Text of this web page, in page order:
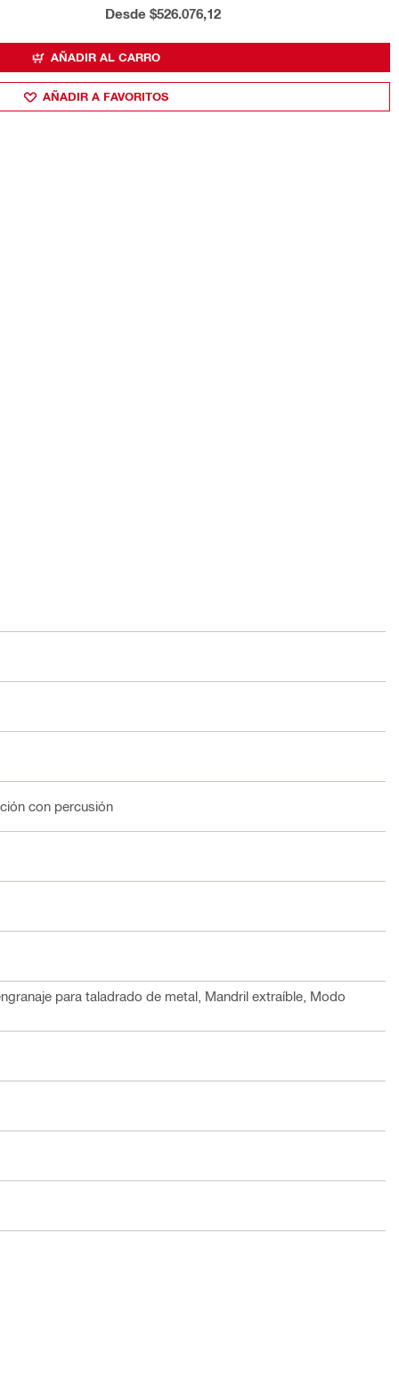
Desde $526.076,12
AÑADIR AL CARRO
AÑADIR A FAVORITOS
con percusión
para taladrado de metal, Mandril extraíble, Modo